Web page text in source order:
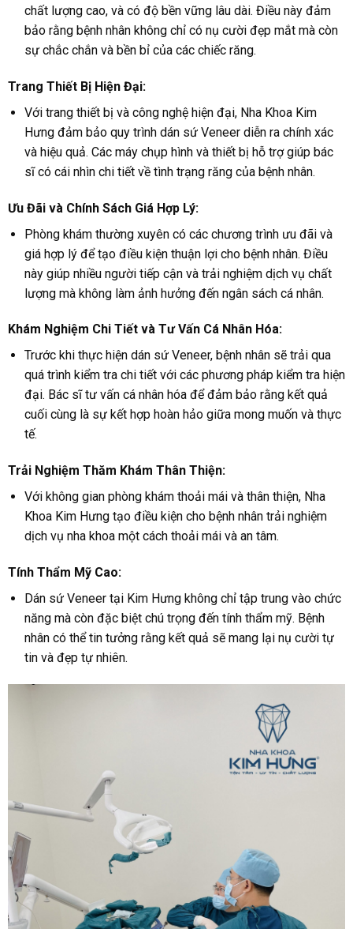
chất lượng cao, và có độ bền vững lâu dài. Điều này đảm
bảo rằng bệnh nhân không chỉ có nụ cười đẹp mắt mà còn
sự chắc chắn và bền bỉ của các chiếc răng.
Trang Thiết Bị Hiện Đại:
Với trang thiết bị và công nghệ hiện đại, Nha Khoa Kim
Hưng đảm bảo quy trình dán sứ Veneer diễn ra chính xác
và hiệu quả. Các máy chụp hình và thiết bị hỗ trợ giúp bác
sĩ có cái nhìn chi tiết về tình trạng răng của bệnh nhân.
Ưu Đãi và Chính Sách Giá Hợp Lý:
Phòng khám thường xuyên có các chương trình ưu đãi và
giá hợp lý để tạo điều kiện thuận lợi cho bệnh nhân. Điều
này giúp nhiều người tiếp cận và trải nghiệm dịch vụ chất
lượng mà không làm ảnh hưởng đến ngân sách cá nhân.
Khám Nghiệm Chi Tiết và Tư Vấn Cá Nhân Hóa:
Trước khi thực hiện dán sứ Veneer, bệnh nhân sẽ trải qua
quá trình kiểm tra chi tiết với các phương pháp kiểm tra hiện
đại. Bác sĩ tư vấn cá nhân hóa để đảm bảo rằng kết quả
cuối cùng là sự kết hợp hoàn hảo giữa mong muốn và thực
tế.
Trải Nghiệm Thăm Khám Thân Thiện:
Với không gian phòng khám thoải mái và thân thiện, Nha
Khoa Kim Hưng tạo điều kiện cho bệnh nhân trải nghiệm
dịch vụ nha khoa một cách thoải mái và an tâm.
Tính Thẩm Mỹ Cao:
Dán sứ Veneer tại Kim Hưng không chỉ tập trung vào chức
năng mà còn đặc biệt chú trọng đến tính thẩm mỹ. Bệnh
nhân có thể tin tưởng rằng kết quả sẽ mang lại nụ cười tự
tin và đẹp tự nhiên.